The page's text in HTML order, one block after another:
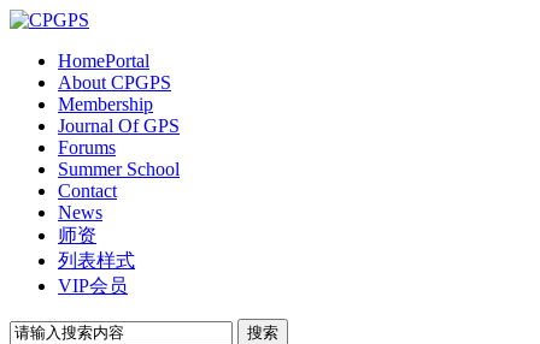
HomePortal
About CPGPS
Membership
Journal Of GPS
Forums
Summer School
Contact
News
师资
列表样式
VIP会员
搜索